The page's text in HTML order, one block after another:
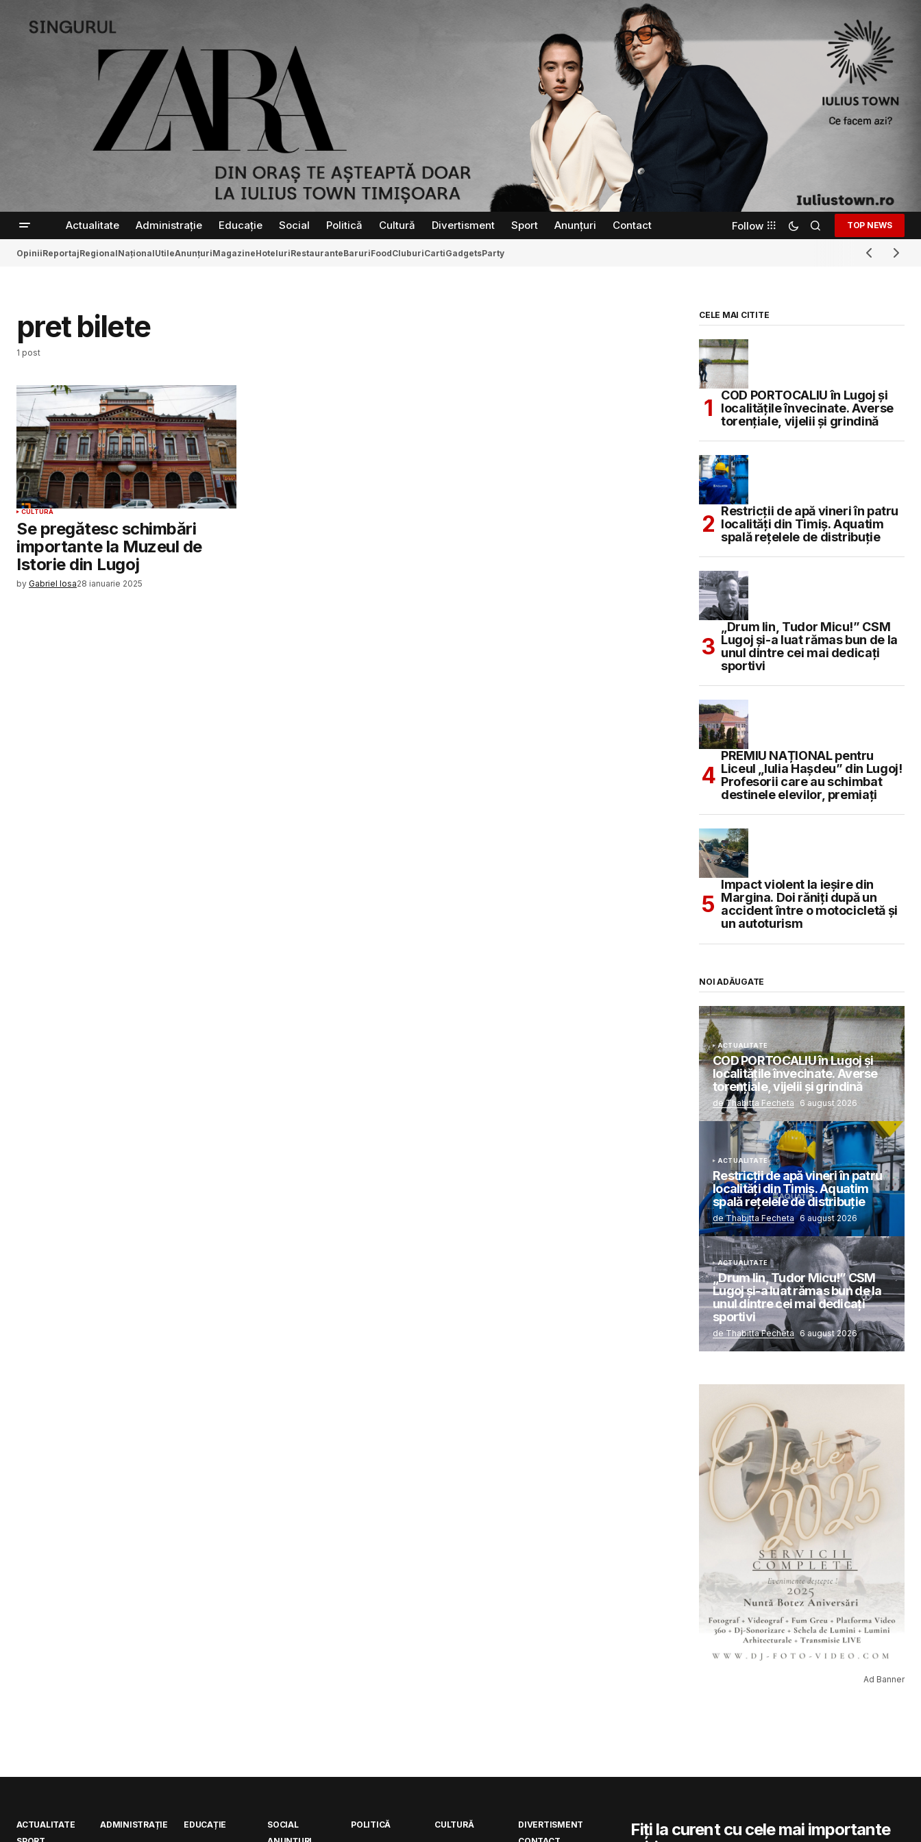
Actualitate Administrație Educație Social Politică Cultură Divertisment Sport Anunțuri Contact Follow TOP NEWS
OpiniiReportajRegionalNaționalUtileAnunțuriMagazineHoteluriRestauranteBaruriFoodCluburiCartiGadgetsParty
pret bilete
1 post
CULTURĂ
Se pregătesc schimbări
importante la Muzeul de
Istorie din Lugoj
by Gabriel Iosa28 ianuarie 2025
CELE MAI CITITE
COD PORTOCALIU în Lugoj și
localitățile învecinate. Averse
torențiale, vijelii și grindină
Restricții de apă vineri în patru
localități din Timiș. Aquatim
spală rețelele de distribuție
„Drum lin, Tudor Micu!” CSM
Lugoj și-a luat rămas bun de la
unul dintre cei mai dedicați
sportivi
PREMIU NAȚIONAL pentru
Liceul „Iulia Hașdeu” din Lugoj!
Profesorii care au schimbat
destinele elevilor, premiați
Impact violent la ieșire din
Margina. Doi răniți după un
accident între o motocicletă și
un autoturism
NOI ADĂUGATE
ACTUALITATE
COD PORTOCALIU în Lugoj și
localitățile învecinate. Averse
torențiale, vijelii și grindină
de Thabitta Fecheta 6 august 2026
ACTUALITATE
Restricții de apă vineri în patru
localități din Timiș. Aquatim
spală rețelele de distribuție
de Thabitta Fecheta 6 august 2026
ACTUALITATE
„Drum lin, Tudor Micu!” CSM
Lugoj și-a luat rămas bun de la
unul dintre cei mai dedicați
sportivi
de Thabitta Fecheta 6 august 2026
Ad Banner
ACTUALITATE ADMINISTRAȚIE EDUCAȚIE SOCIAL POLITICĂ CULTURĂ
DIVERTISMENT
Fiți la curent cu cele mai importante